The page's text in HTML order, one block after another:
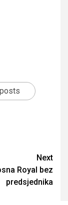
Next
Royal bez
predsjednika